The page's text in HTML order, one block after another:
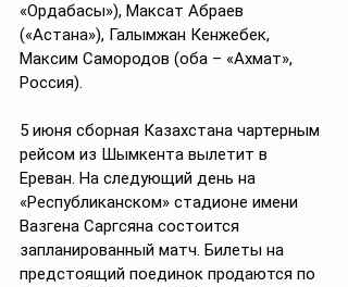
«Ордабасы»), Максат Абраев
(«Астана»), Галымжан Кенжебек,
Максим Самородов (оба – «Ахмат»,
Россия).
5 июня сборная Казахстана чартерным
рейсом из Шымкента вылетит в
Ереван. На следующий день на
«Республиканском» стадионе имени
Вазгена Саргсяна состоится
запланированный матч. Билеты на
предстоящий поединок продаются по